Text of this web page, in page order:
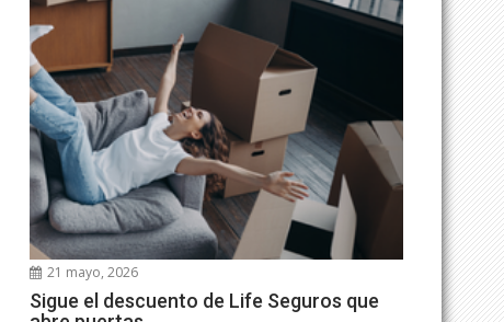
21 mayo, 2026
Sigue el descuento de Life Seguros que